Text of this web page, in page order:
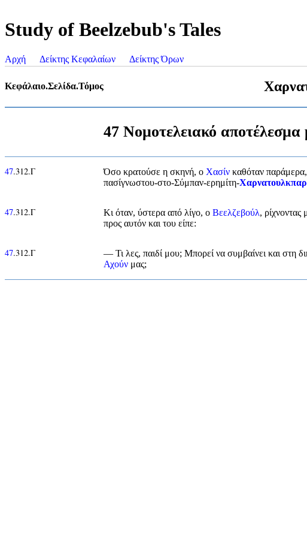
Study of Beelzebub's Tales
Αρχή Δείκτης Κεφαλαίων Δείκτης Όρων
Κεφάλαιο.Σελίδα.Τόμος
47 Νομοτελειακό
47.312.Γ Όσο κρατούσε η σκηνή, ο Χασίν καθόταν
πασίγνωστου-στο-Σύμπαν-ερημίτη-
47.312.Γ Κι όταν, ύστερα από λίγο, ο Βεελζεβούλ,
προς αυτόν και του είπε:
47.312.Γ
— Τι λες, παιδί μου; Μπορεί να συμβαίνει και στη
Αχούν μας;